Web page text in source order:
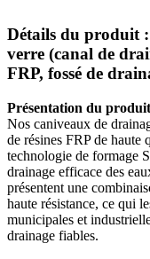
Détails du produit
verre (canal de
FRP, fossé de
Présentation du produit
Nos caniveaux de
de résines FRP de haute
technologie de formage
drainage efficace des
présentent une
haute résistance, ce qui
municipales et
drainage fiables.